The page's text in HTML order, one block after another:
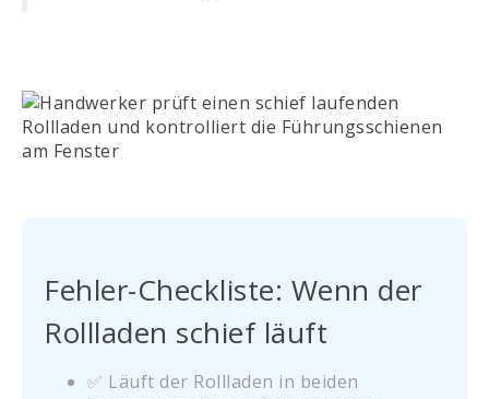
Fehler-Checkliste: Wenn der
Rollladen schief läuft
✅ Läuft der Rollladen in beiden